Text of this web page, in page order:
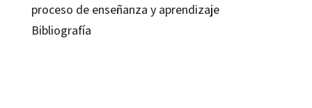
proceso de enseñanza y aprendizaje
Bibliografía